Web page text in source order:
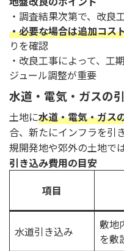
・調査結果次第で、改良
・必要な場合は追加コス
りを確認
・改良工事によって、工
ジュール調整が重要
水道・電気・ガスの
土地に水道・電気・ガス
合、新たにインフラを引
規開発地や郊外の土地で
引き込み費用の目安
項目
水道引き込み
敷地
を敷